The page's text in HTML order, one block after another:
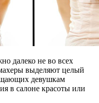
далеко не во всех
выделяют целый
девушкам
в салоне красоты или